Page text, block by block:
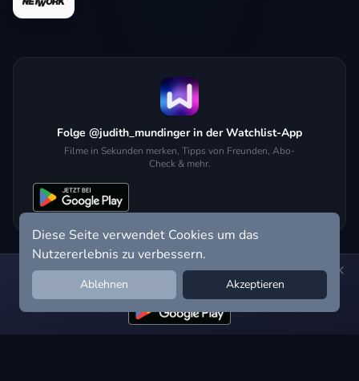
Folge @judith_mundinger in der Watchlist-App
Filme in Sekunden merken, Tipps von Freunden, Abo-
Check & mehr.
Hol dir die Watchlist-App:Filme in Sekunden merken, Tipps von
Freunden, Abo-Check & mehr.
Diese Seite verwendet Cookies um das
Nutzererlebnis zu verbessern.
Ablehnen Akzeptieren